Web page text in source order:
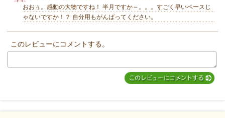
おおぅ。感動の大物ですね！ 半月ですか～。。。すごく早いペースじ
ゃないですか！？ 自分用もがんばってください。
このレビューにコメントする。